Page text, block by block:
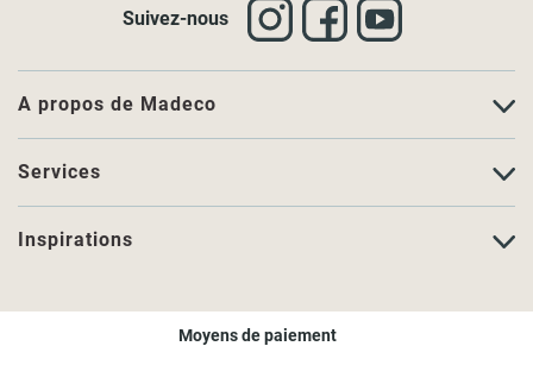
A propos de Madeco
Services
Inspirations
Suivez-nous
Moyens de paiement